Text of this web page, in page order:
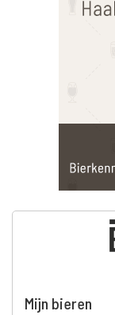
Mijn bieren